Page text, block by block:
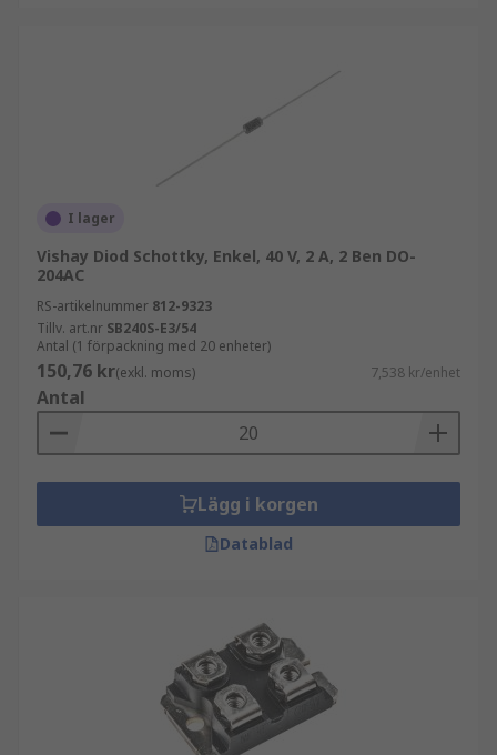
I lager
Vishay Diod Schottky, Enkel, 40 V, 2 A, 2 Ben DO-
204AC
RS-artikelnummer 812-9323
Tillv. art.nr SB240S-E3/54
Antal (1 förpackning med 20 enheter)
150,76 kr(exkl. moms) 7,538 kr/enhet
Antal
Lägg i korgen
Datablad